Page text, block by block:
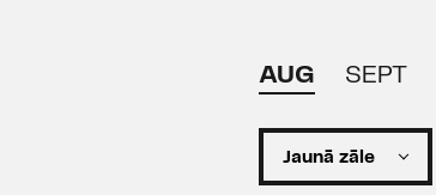
AUG SEPT